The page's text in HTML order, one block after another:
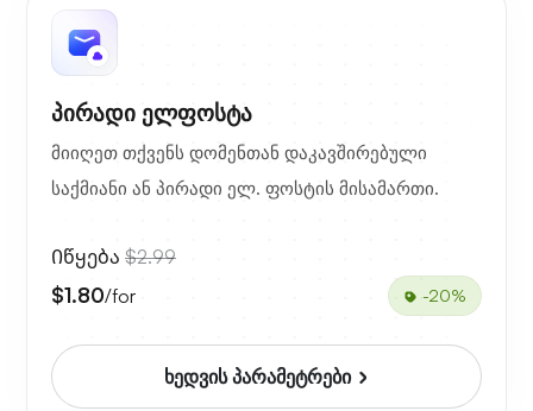
პირადი ელფოსტა
მიიღეთ თქვენს დომენთან დაკავშირებული
საქმიანი ან პირადი ელ. ფოსტის მისამართი.
Იწყება $2.99
$1.80/for -20%
ხედვის პარამეტრები